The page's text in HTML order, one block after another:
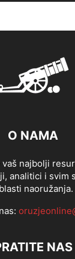
O NAMA
najbolji
analitici i svim
naoružanja.
NAS